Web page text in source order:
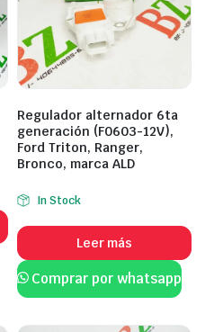
Regulador alternador 6ta
generación (F0603-12V),
Ford Triton, Ranger,
Bronco, marca ALD
In Stock
Leer más
Comprar por whatsapp